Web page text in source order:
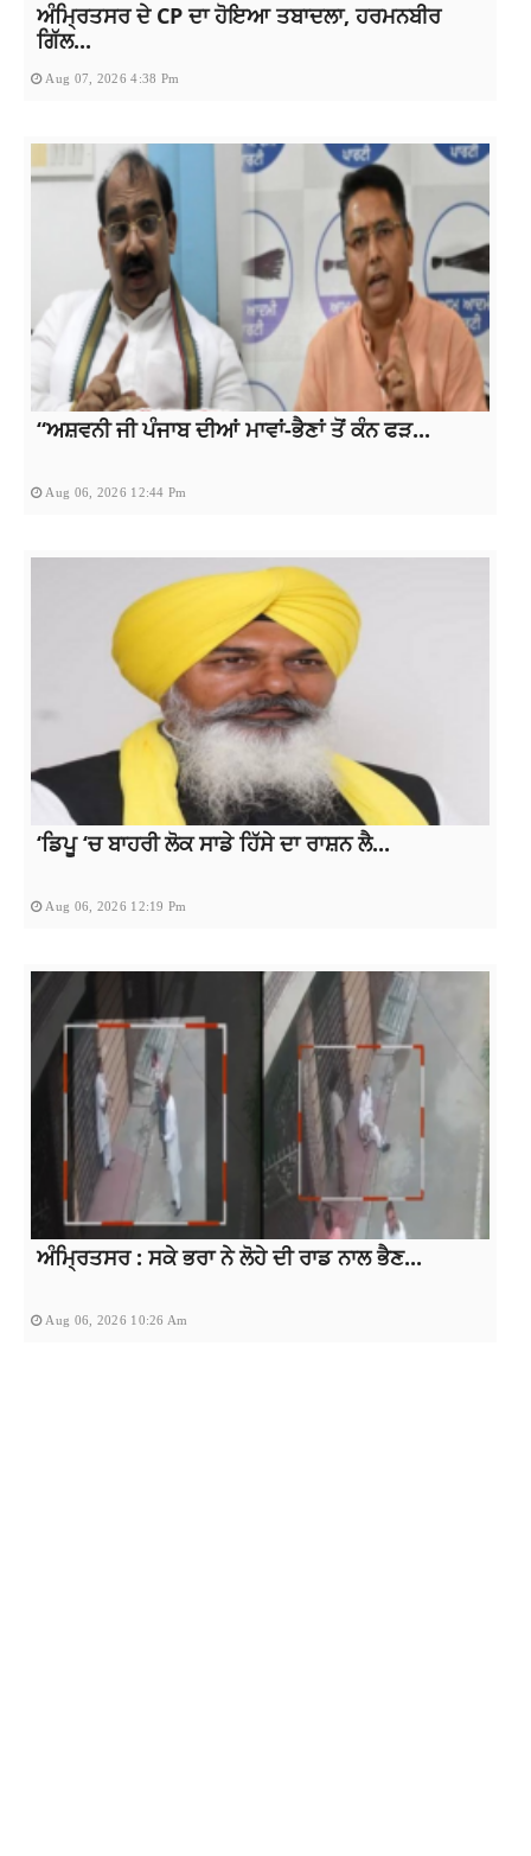
ਅੰਮ੍ਰਿਤਸਰ ਦੇ CP ਦਾ ਹੋਇਆ ਤਬਾਦਲਾ, ਹਰਮਨਬੀਰ
ਗਿੱਲ...
Aug 07, 2026 4:38 Pm
“ਅਸ਼ਵਨੀ ਜੀ ਪੰਜਾਬ ਦੀਆਂ ਮਾਵਾਂ-ਭੈਣਾਂ ਤੋਂ ਕੰਨ ਫੜ...
Aug 06, 2026 12:44 Pm
‘ਡਿਪੂ ‘ਚ ਬਾਹਰੀ ਲੋਕ ਸਾਡੇ ਹਿੱਸੇ ਦਾ ਰਾਸ਼ਨ ਲੈ...
Aug 06, 2026 12:19 Pm
ਅੰਮ੍ਰਿਤਸਰ : ਸਕੇ ਭਰਾ ਨੇ ਲੋਹੇ ਦੀ ਰਾਡ ਨਾਲ ਭੈਣ...
Aug 06, 2026 10:26 Am